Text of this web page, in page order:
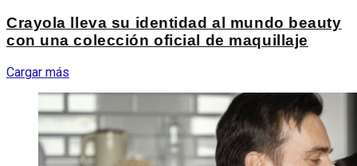
Crayola lleva su identidad al mundo beauty
con una colección oficial de maquillaje
Cargar más